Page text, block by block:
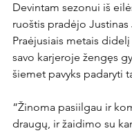
Devintam sezonui iš
ruoštis pradėjo Justinas
Praėjusiais metais
savo karjeroje žengęs
šiemet pavyks padaryti
“Žinoma pasiilgau ir
draugų, ir žaidimo su